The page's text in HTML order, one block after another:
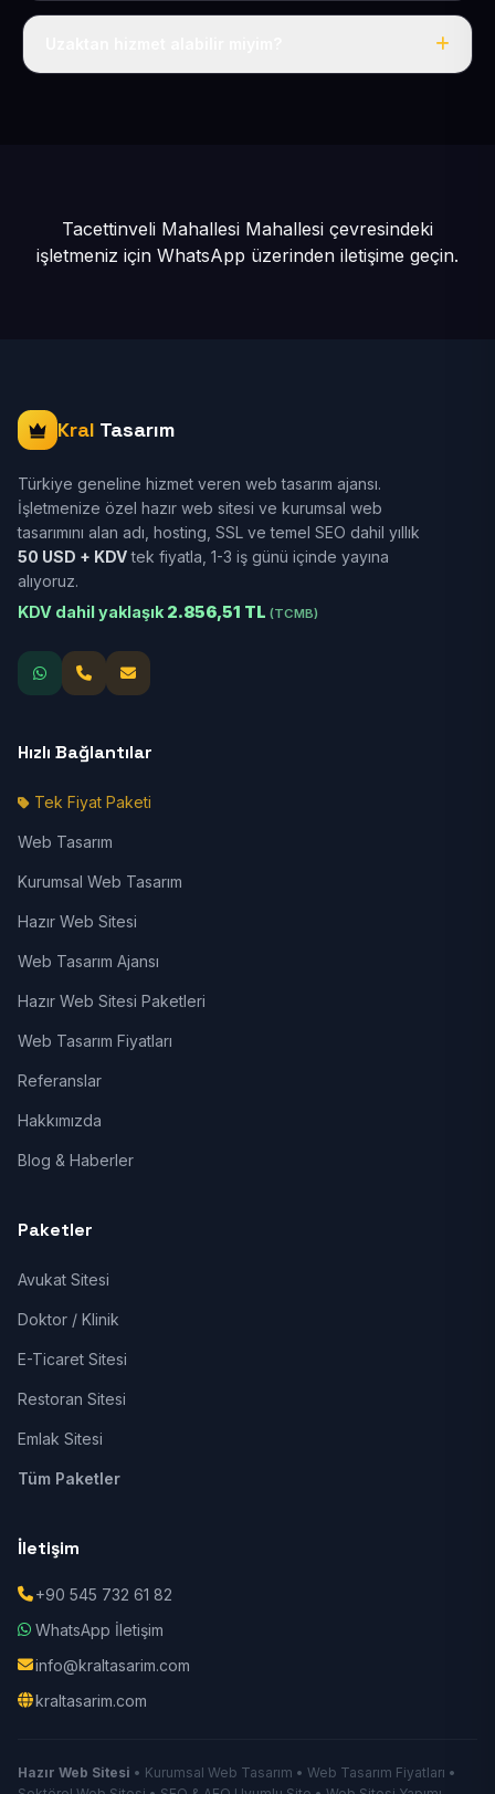
Tek fiyat: yılda 50 USD + KDV, her şey dahil.
Tacettinveli Mahallesi Mahallesi çevresindeki
işletmeniz için WhatsApp üzerinden iletişime geçin.
Kral Tasarım
Türkiye geneline hizmet veren web tasarım ajansı.
İşletmenize özel hazır web sitesi ve kurumsal web
tasarımını alan adı, hosting, SSL ve temel SEO dahil yıllık
50 USD + KDVtek fiyatla, 1-3 iş günü içinde yayına
alıyoruz.
KDV dahil yaklaşık 2.856,51 TL (TCMB)
Hızlı Bağlantılar
Tek Fiyat Paketi
Web Tasarım
Kurumsal Web Tasarım
Hazır Web Sitesi
Web Tasarım Ajansı
Hazır Web Sitesi Paketleri
Web Tasarım Fiyatları
Referanslar
Hakkımızda
Blog & Haberler
Paketler
Avukat Sitesi
Doktor / Klinik
E-Ticaret Sitesi
Restoran Sitesi
Emlak Sitesi
Tüm Paketler
İletişim
+90 545 732 61 82
WhatsApp İletişim
info@kraltasarim.com
kraltasarim.com
Hazır Web Sitesi • Kurumsal Web Tasarım • Web Tasarım Fiyatları •